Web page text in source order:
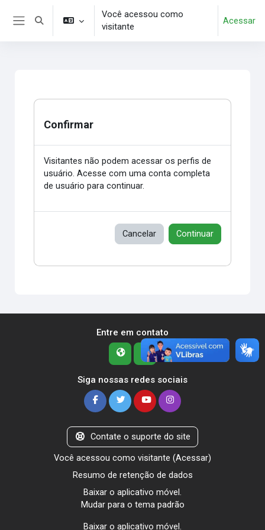
Ir para o conteúdo principal
Alternar entrada de pesquisa
Você acessou como
visitante
Acessar
Confirmar
Visitantes não podem acessar os perfis de
usuário. Acesse com uma conta completa
de usuário para continuar.
Cancelar Continuar
Entre em contato
Siga nossas redes sociais
Contate o suporte do site
Você acessou como visitante (Acessar)
Resumo de retenção de dados
Baixar o aplicativo móvel.
Mudar para o tema padrão
Baixar o aplicativo móvel.